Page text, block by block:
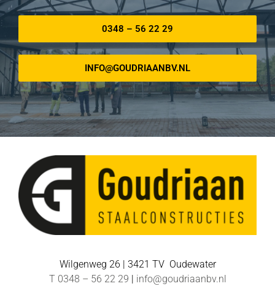
0348 – 56 22 29
INFO@GOUDRIAANBV.NL
Wilgenweg 26 | 3421 TV Oudewater
T 0348 – 56 22 29 | info@goudriaanbv.nl